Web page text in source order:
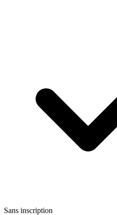
Sans inscription